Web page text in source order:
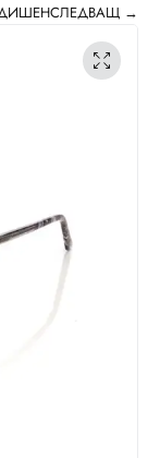
СЛЕДВАЩ →